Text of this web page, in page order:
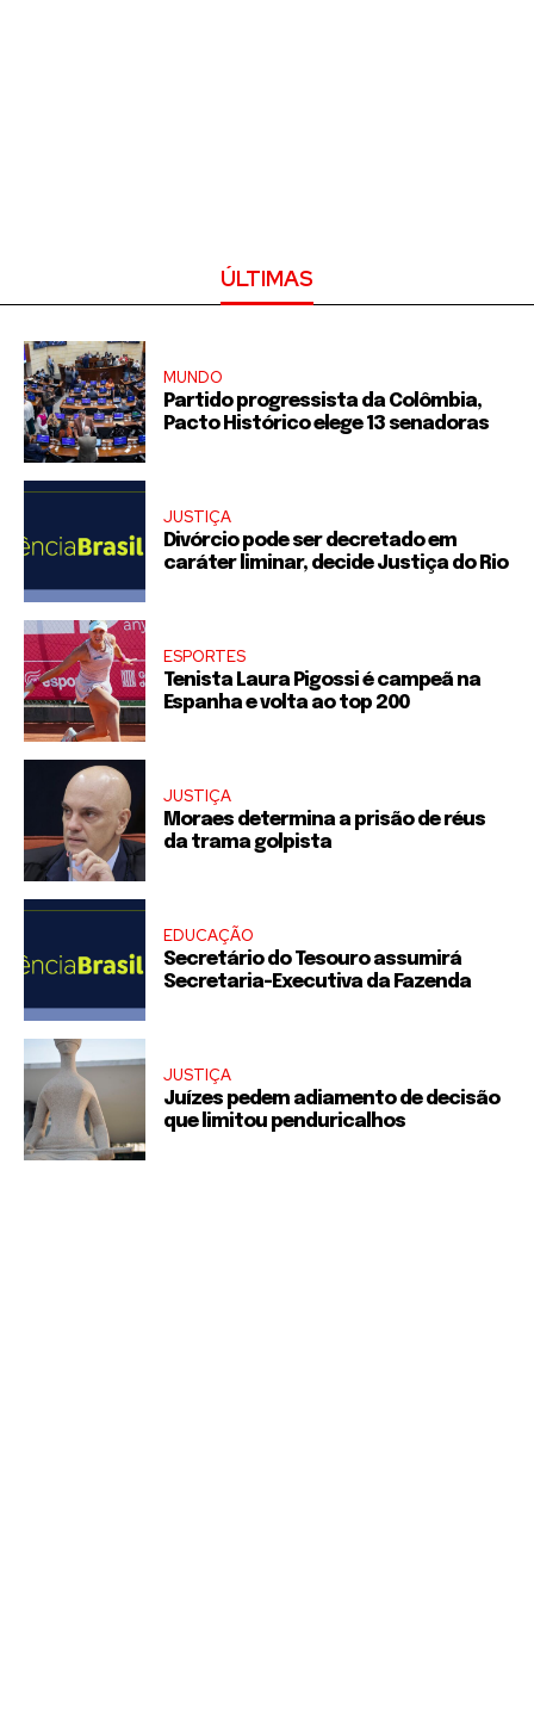
ÚLTIMAS
MUNDO
Partido progressista da Colômbia,
Pacto Histórico elege 13 senadoras
JUSTIÇA
Divórcio pode ser decretado em
caráter liminar, decide Justiça do Rio
ESPORTES
Tenista Laura Pigossi é campeã na
Espanha e volta ao top 200
JUSTIÇA
Moraes determina a prisão de réus
da trama golpista
EDUCAÇÃO
Secretário do Tesouro assumirá
Secretaria-Executiva da Fazenda
JUSTIÇA
Juízes pedem adiamento de decisão
que limitou penduricalhos